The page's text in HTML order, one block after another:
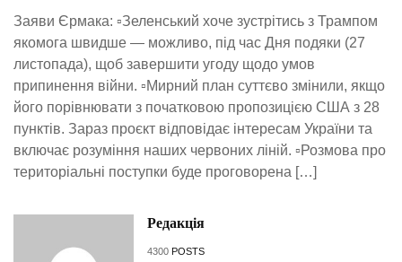
Заяви Єрмака: ▫️Зеленський хоче зустрітись з Трампом
якомога швидше — можливо, під час Дня подяки (27
листопада), щоб завершити угоду щодо умов
припинення війни. ▫️Мирний план суттєво змінили, якщо
його порівнювати з початковою пропозицією США з 28
пунктів. Зараз проєкт відповідає інтересам України та
включає розуміння наших червоних ліній. ▫️Розмова про
територіальні поступки буде проговорена […]
Редакція
4300 POSTS